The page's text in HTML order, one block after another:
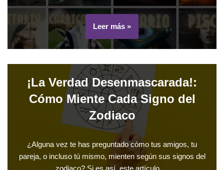
Leer más »
¡La Verdad Desenmascarada!:
Cómo Miente Cada Signo del
Zodiaco
¿Alguna vez te has preguntado cómo tus amigos, tu
pareja, o incluso tú mismo, mienten según sus signos del
zodiaco? Si es así, este artículo…